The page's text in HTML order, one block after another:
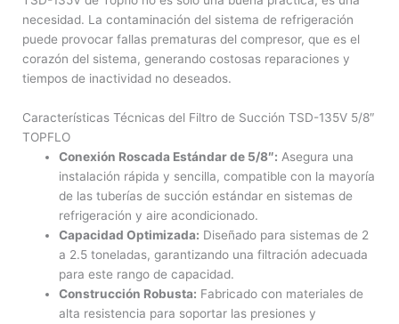
necesidad. La contaminación del sistema de refrigeración
puede provocar fallas prematuras del compresor, que es el
corazón del sistema, generando costosas reparaciones y
tiempos de inactividad no deseados.
Características Técnicas del Filtro de Succión TSD-135V 5/8″
TOPFLO
Conexión Roscada Estándar de 5/8″: Asegura una
instalación rápida y sencilla, compatible con la mayoría
de las tuberías de succión estándar en sistemas de
refrigeración y aire acondicionado.
Capacidad Optimizada: Diseñado para sistemas de 2
a 2.5 toneladas, garantizando una filtración adecuada
para este rango de capacidad.
Construcción Robusta: Fabricado con materiales de
alta resistencia para soportar las presiones y